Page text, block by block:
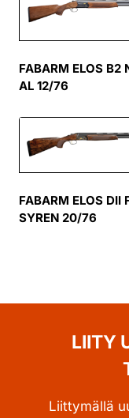
FABARM ELOS B2
AL 12/76
FABARM ELOS DII
SYREN 20/76
LIITY
Liittymällä